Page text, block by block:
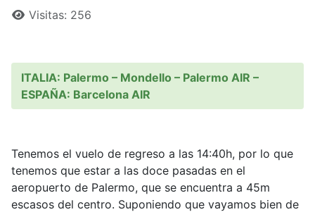
Visitas: 256
ITALIA: Palermo – Mondello – Palermo AIR –
ESPAÑA: Barcelona AIR
Tenemos el vuelo de regreso a las 14:40h, por lo que
tenemos que estar a las doce pasadas en el
aeropuerto de Palermo, que se encuentra a 45m
escasos del centro. Suponiendo que vayamos bien de